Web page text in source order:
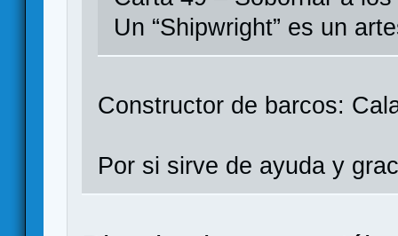
Un “Shipwright” es un
Constructor de barcos:
Por si sirve de ayuda y